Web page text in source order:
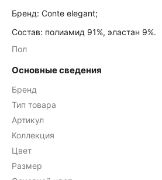
Бренд: Conte elegant;
Состав: полиамид 91%, эластан 9%.
Пол
Основные сведения
Бренд
Тип товара
Артикул
Коллекция
Цвет
Размер